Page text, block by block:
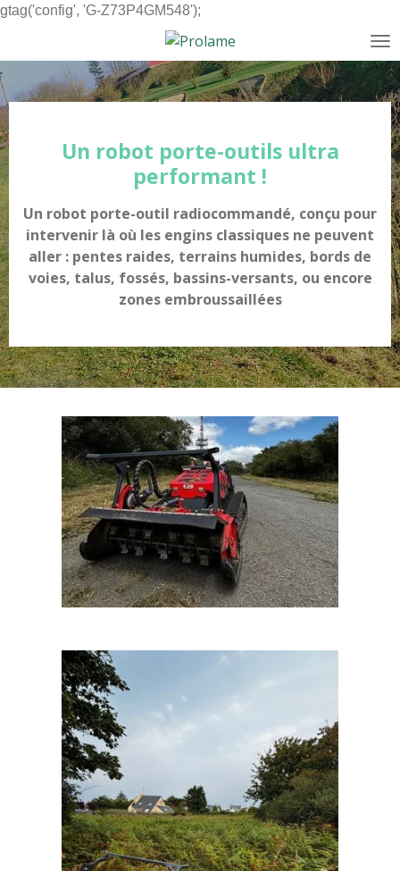
gtag('config', 'G-Z73P4GM548');
Passer
contenu
principal
Un robot porte-outils ultra
performant !
Un robot porte-outil radiocommandé, conçu pour
intervenir là où les engins classiques ne peuvent
aller : pentes raides, terrains humides, bords de
voies, talus, fossés, bassins-versants, ou encore
zones embroussaillées